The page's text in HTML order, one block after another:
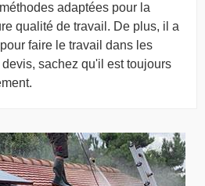
adaptées pour la
qualité de travail. De plus, il a
faire le travail dans les
sachez qu'il est toujours